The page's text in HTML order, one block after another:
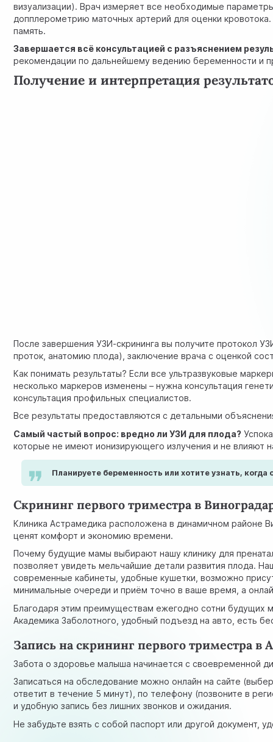
визуализации). Врач измеряет все необходимые
допплерометрию маточных артерий для оценки
память.
Завершается всё консультацией с разъяснением
рекомендации по дальнейшему ведению беременности и
Получение и интерпретация
После завершения УЗИ-скрининга вы получите протокол
проток, анатомию плода), заключение врача с оценкой
Как понимать результаты? Если все ультразвуковые
несколько маркеров изменены – нужна консультация
консультация профильных специалистов.
Все результаты предоставляются с детальными
Самый частый вопрос: вредно ли УЗИ для плода?
которые не имеют ионизирующего излучения и не влияют
Планируете беременность или хотите узнать,
Скрининг первого триместра в
Клиника Астрамедика расположена в динамичном районе
ценят комфорт и экономию времени.
Почему будущие мамы выбирают нашу клинику для
позволяет увидеть мельчайшие детали развития плода.
современные кабинеты, удобные кушетки, возможно
минимальные очереди и приём точно в ваше время, а
Благодаря этим преимуществам ежегодно сотни будущих
Академика Заболотного, удобный подъезд на авто, есть
Запись на скрининг первого триместра в
Забота о здоровье малыша начинается с своевременной
Записаться на обследование можно онлайн на сайте
ответит в течение 5 минут), по телефону (позвоните в
и удобную запись без лишних звонков и ожидания.
Не забудьте взять с собой паспорт или другой